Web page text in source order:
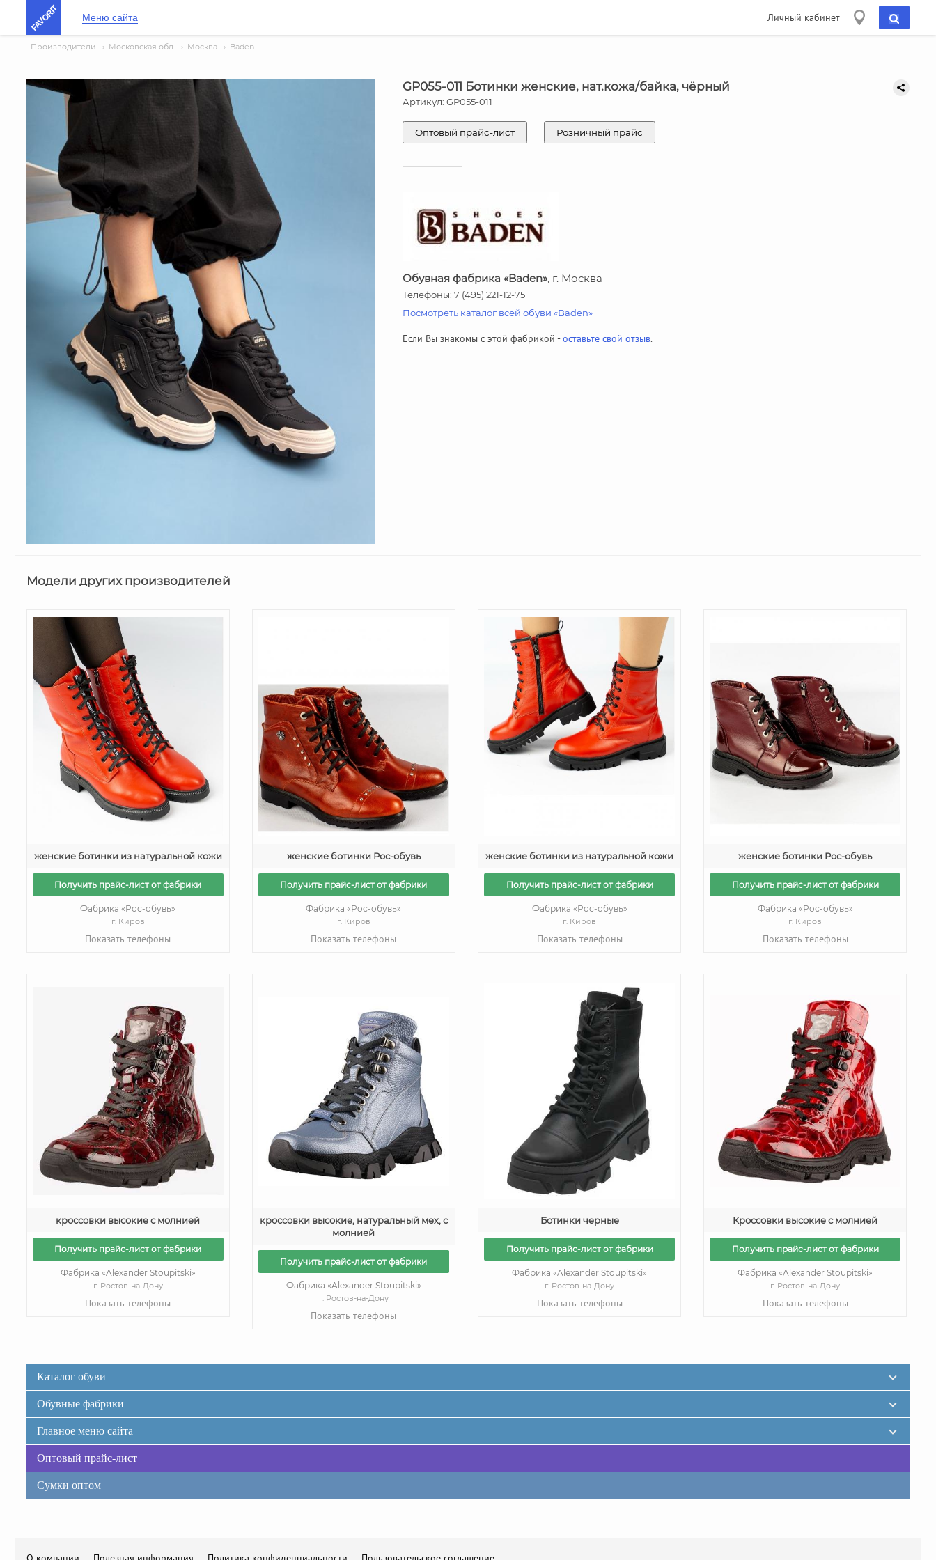
FAVORIT Меню сайта Личный кабинет
Производители › Московская обл. › Москва › Baden
GP055-011 Ботинки женские, нат.кожа/байка, чёрный
Артикул: GP055-011
Оптовый прайс-лист Розничный прайс
Обувная фабрика «Baden», г. Москва
Телефоны: 7 (495) 221-12-75
Посмотреть каталог всей обуви «Baden»
Если Вы знакомы с этой фабрикой -оставьте свой отзыв.
Модели других производителей
женские ботинки из натуральной кожи
Получить прайс-лист от фабрики
Фабрика «Рос-обувь»
г. Киров
Показать телефоны
женские ботинки Рос-обувь
Получить прайс-лист от фабрики
Фабрика «Рос-обувь»
г. Киров
Показать телефоны
женские ботинки из натуральной кожи
Получить прайс-лист от фабрики
Фабрика «Рос-обувь»
г. Киров
Показать телефоны
женские ботинки Рос-обувь
Получить прайс-лист от фабрики
Фабрика «Рос-обувь»
г. Киров
Показать телефоны
кроссовки высокие с молнией
Получить прайс-лист от фабрики
Фабрика «Alexander Stoupitski»
г. Ростов-на-Дону
Показать телефоны
кроссовки высокие, натуральный мех, с
молнией
Получить прайс-лист от фабрики
Фабрика «Alexander Stoupitski»
г. Ростов-на-Дону
Показать телефоны
Ботинки черные
Получить прайс-лист от фабрики
Фабрика «Alexander Stoupitski»
г. Ростов-на-Дону
Показать телефоны
Кроссовки высокие с молнией
Получить прайс-лист от фабрики
Фабрика «Alexander Stoupitski»
г. Ростов-на-Дону
Показать телефоны
Каталог обуви
Обувные фабрики
Главное меню сайта
Оптовый прайс-лист
Сумки оптом